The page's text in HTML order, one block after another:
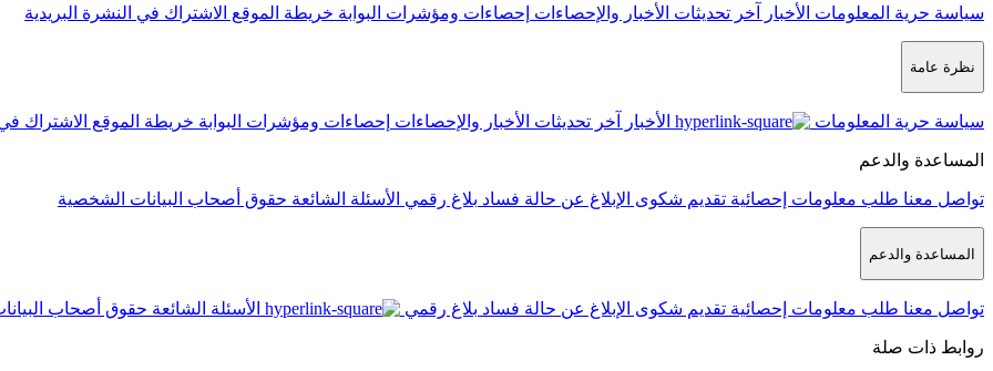
سياسة حرية المعلومات الأخبار آخر تحديثات الأخبار والإحصاءات إحصاءات ومؤشرات البوابة خريطة الموقع الاشتراك في النشرة البريدية
نظرة عامة
سياسة حرية المعلومات الأخبار آخر تحديثات الأخبار والإحصاءات إحصاءات ومؤشرات البوابة خريطة الموقع الاشتراك
المساعدة والدعم
تواصل معنا طلب معلومات إحصائية تقديم شكوى الإبلاغ عن حالة فساد بلاغ رقمي الأسئلة الشائعة حقوق أصحاب البيانات الشخصية
المساعدة والدعم
تواصل معنا طلب معلومات إحصائية تقديم شكوى الإبلاغ عن حالة فساد بلاغ رقمي الأسئلة الشائعة حقوق أصحاب
روابط ذات صلة